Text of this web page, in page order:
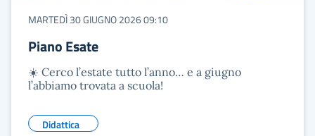
MARTEDÌ 30 GIUGNO 2026 09:10
Piano Esate
☀️ Cerco l’estate tutto l’anno… e a giugno
l’abbiamo trovata a scuola!
Didattica